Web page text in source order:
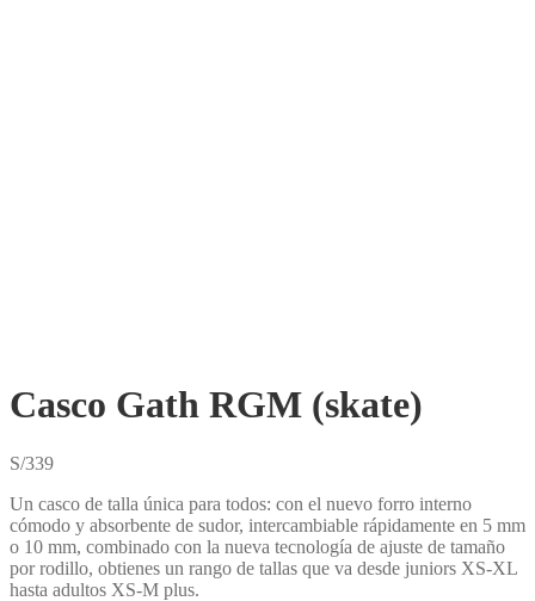
Casco Gath RGM (skate)
S/339
Un casco de talla única para todos: con el nuevo forro interno
cómodo y absorbente de sudor, intercambiable rápidamente en 5 mm
o 10 mm, combinado con la nueva tecnología de ajuste de tamaño
por rodillo, obtienes un rango de tallas que va desde juniors XS-XL
hasta adultos XS-M plus.